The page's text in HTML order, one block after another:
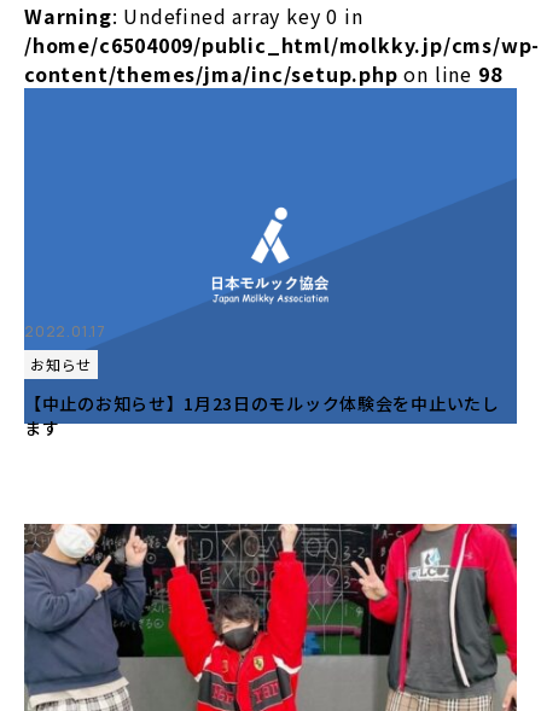
Warning: Undefined array key 0 in
/home/c6504009/public_html/molkky.jp/cms/wp-
content/themes/jma/inc/setup.php on line 98
2022.01.17
お知らせ
【中止のお知らせ】1月23日のモルック体験会を中止いたし
ます